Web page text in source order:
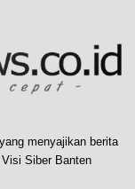
menyajikan berita
Siber Banten